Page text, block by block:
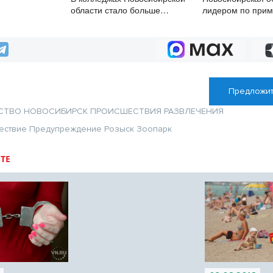
области стало больше
лидером по
НОВОСИБИРСК ПРОИСШЕСТВИЯ РАЗВЛЕЧЕНИЯ
Предупреждение Розыск Зоопарк